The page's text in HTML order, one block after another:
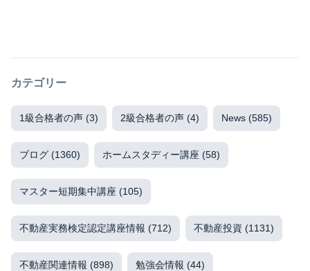
カテゴリー
1級合格者の声 (3) 2級合格者の声 (4) News (585)
ブログ (1360) ホームスタディー講座 (58)
マスター短期集中講座 (105)
不動産実務検定認定講座情報 (712) 不動産投資 (1131)
不動産関連情報 (898) 勉強会情報 (44)